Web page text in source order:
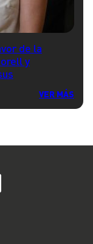
de la
y
VER MÁS